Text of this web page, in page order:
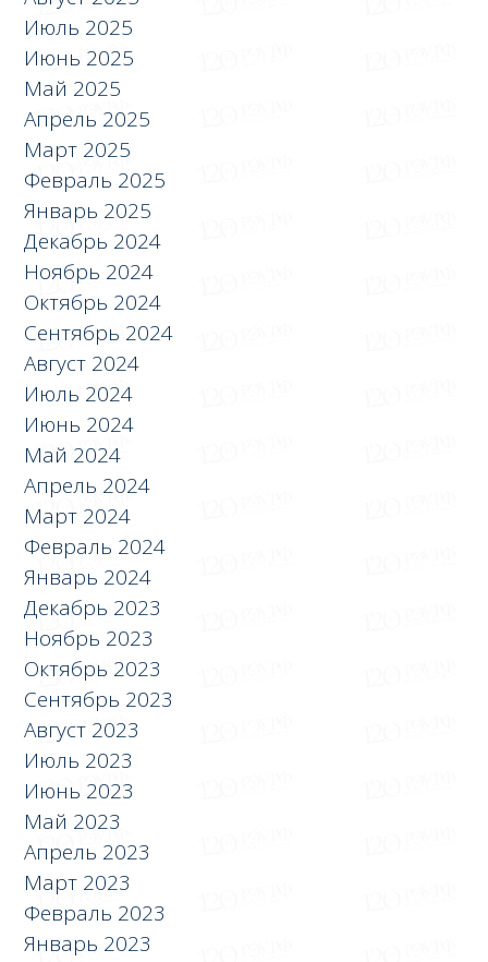
Июль 2025
Июнь 2025
Май 2025
Апрель 2025
Март 2025
Февраль 2025
Январь 2025
Декабрь 2024
Ноябрь 2024
Октябрь 2024
Сентябрь 2024
Август 2024
Июль 2024
Июнь 2024
Май 2024
Апрель 2024
Март 2024
Февраль 2024
Январь 2024
Декабрь 2023
Ноябрь 2023
Октябрь 2023
Сентябрь 2023
Август 2023
Июль 2023
Июнь 2023
Май 2023
Апрель 2023
Март 2023
Февраль 2023
Январь 2023